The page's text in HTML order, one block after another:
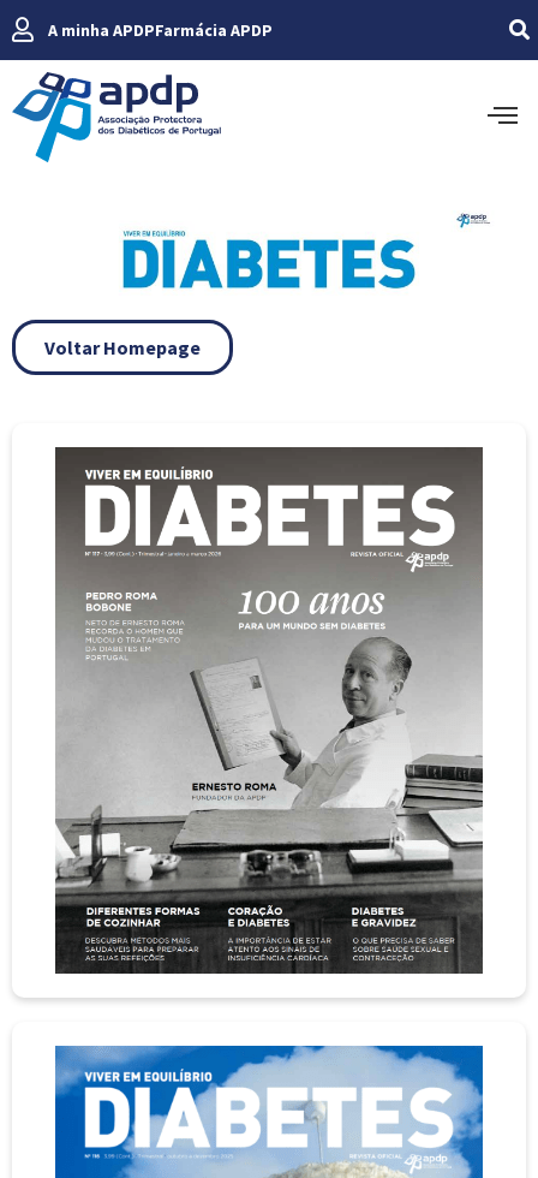
A minha APDPFarmácia APDP
Voltar Homepage